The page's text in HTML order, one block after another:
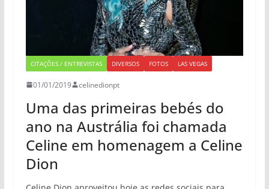
CITAÇÕES / ENTREVISTAS DIVERSOS FOTOS LAS VEGAS
01/01/2019 celinedionpt
Uma das primeiras bebés do
ano na Austrália foi chamada
Celine em homenagem a Celine
Dion